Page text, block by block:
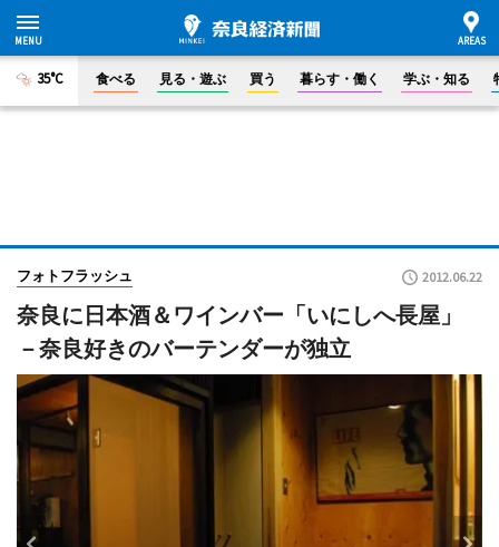
35°C 食べる 見る・遊ぶ 買う 暮らす・働く 学ぶ・知る
フォトフラッシュ 2012.06.22
奈良に日本酒＆ワインバー「いにしへ長屋」
－奈良好きのバーテンダーが独立